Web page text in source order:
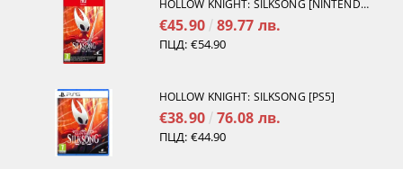
HOLLOW KNIGHT: SILKSONG [NINTENDO SWITCH 2]
€45.90 89.77 лв.
ПЦД: €54.90
HOLLOW KNIGHT: SILKSONG [PS5]
€38.90 76.08 лв.
ПЦД: €44.90